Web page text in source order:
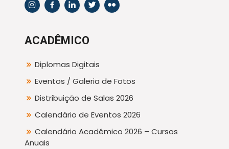
ACADÊMICO
Diplomas Digitais
Eventos / Galeria de Fotos
Distribuição de Salas 2026
Calendário de Eventos 2026
Calendário Acadêmico 2026 – Cursos
Anuais